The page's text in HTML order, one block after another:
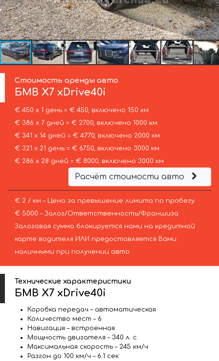
Стоимость аренды авто
БМВ X7 xDrive40i
€ 450 х 1 день = € 450, включено 150 км
€ 386 х 7 дней = € 2700, включено 1000 км
€ 341 х 14 дней = € 4770, включено 2000 км
€ 321 х 21 день = € 6750, включено 3000 км
€ 286 х 28 дней = € 8000, включено 3000 км
Расчёт стоимости авто
€ 2 / км – Цена за превышение лимита по пробегу
€ 5000 – Залог/Ответственность/Франшиза.
Залоговая сумма блокируется нами на кредитной
карте водителя ИЛИ предоставляется Вами
наличными при получении авто.
Технические характеристики
БМВ X7 xDrive40i
Коробка передач – автоматическая
Количество мест – 6
Навигация – встроенная
Мощность двигателя – 340 л. с.
Максимальная скорость – 245 км/ч
Разгон до 100 км/ч – 6.1 сек